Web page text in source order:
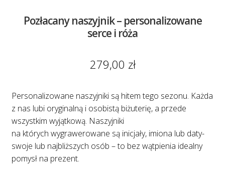
Pozłacany naszyjnik – personalizowane
serce i róża
279,00 zł
Personalizowane naszyjniki są hitem tego sezonu. Każda
z nas lubi oryginalną i osobistą biżuterię, a przede
wszystkim wyjątkową. Naszyjniki
na których wygrawerowane są inicjały, imiona lub daty-
swoje lub najbliższych osób – to bez wątpienia idealny
pomysł na prezent.